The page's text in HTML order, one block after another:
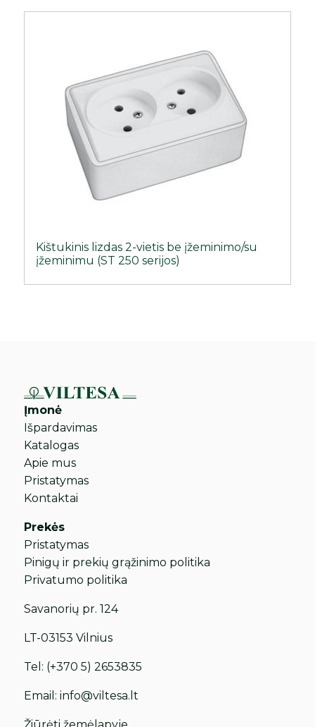
Kištukinis lizdas 2-vietis be įžeminimo/su
įžeminimu (ST 250 serijos)
Įmonė
Išpardavimas
Katalogas
Apie mus
Pristatymas
Kontaktai
Prekės
Pristatymas
Pinigų ir prekių grąžinimo politika
Privatumo politika
Savanorių pr. 124
LT-03153 Vilnius
Tel: (+370 5) 2653835
Email:info@viltesa.lt